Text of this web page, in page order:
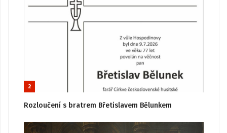
2
Rozloučení s bratrem Břetislavem Bělunkem